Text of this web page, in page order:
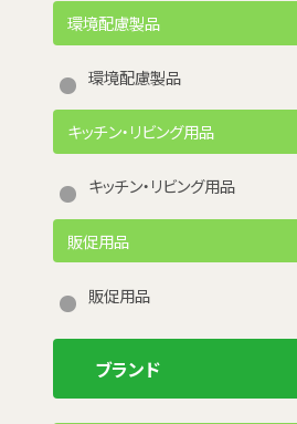
環境配慮製品
環境配慮製品
キッチン・リビング用品
キッチン・リビング用品
販促用品
販促用品
ブランド